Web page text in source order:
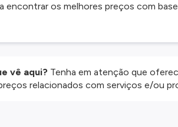
encontrar os melhores preços com
vê aqui? Tenha em atenção que
relacionados com serviços e/ou